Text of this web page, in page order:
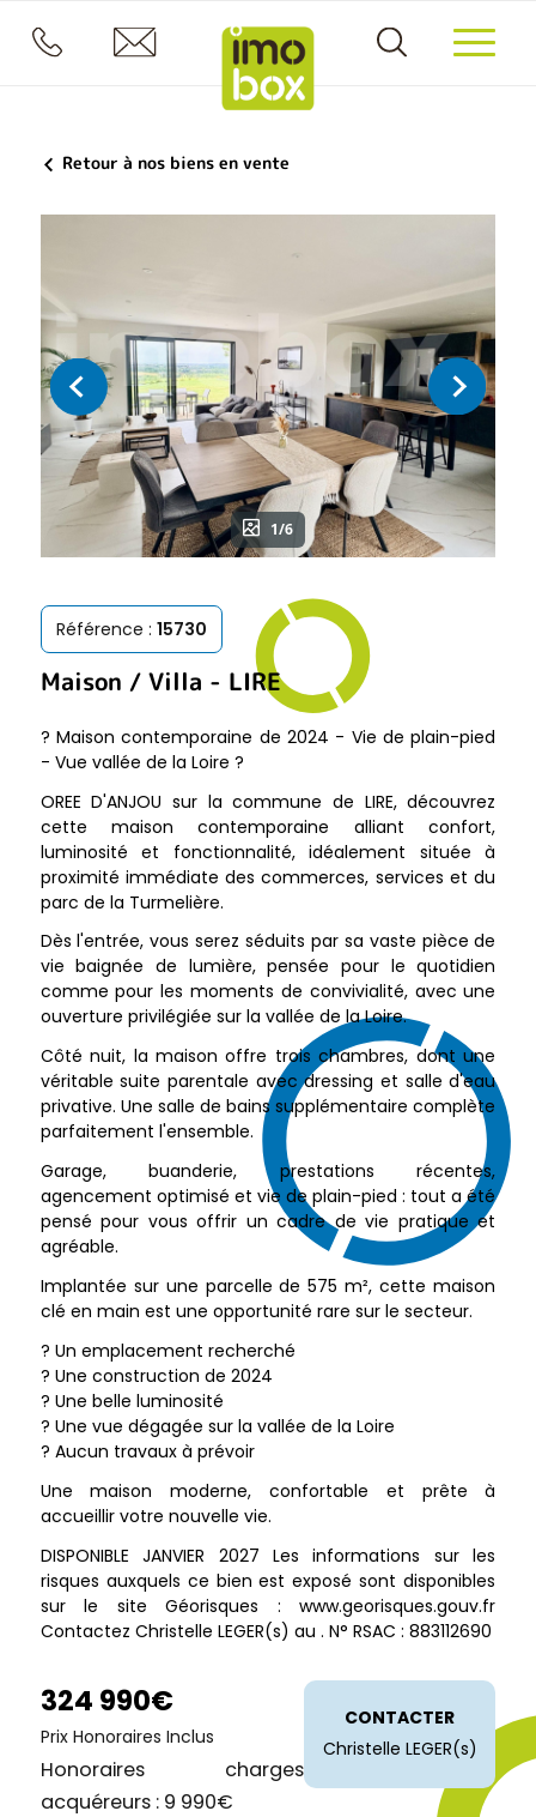
Retour à nos biens en vente
1/6
Maison / Villa - LIRE
Référence : 15730
? Maison contemporaine de 2024 - Vie de plain-pied
- Vue vallée de la Loire ?
OREE D'ANJOU sur la commune de LIRE, découvrez
cette maison contemporaine alliant confort,
luminosité et fonctionnalité, idéalement située à
proximité immédiate des commerces, services et du
parc de la Turmelière.
Dès l'entrée, vous serez séduits par sa vaste pièce de
vie baignée de lumière, pensée pour le quotidien
comme pour les moments de convivialité, avec une
ouverture privilégiée sur la vallée de la Loire.
Côté nuit, la maison offre trois chambres, dont une
véritable suite parentale avec dressing et salle d'eau
privative. Une salle de bains supplémentaire complète
parfaitement l'ensemble.
Garage, buanderie, prestations récentes,
agencement optimisé et vie de plain-pied : tout a été
pensé pour vous offrir un cadre de vie pratique et
agréable.
Implantée sur une parcelle de 575 m², cette maison
clé en main est une opportunité rare sur le secteur.
? Un emplacement recherché
? Une construction de 2024
? Une belle luminosité
? Une vue dégagée sur la vallée de la Loire
? Aucun travaux à prévoir
Une maison moderne, confortable et prête à
accueillir votre nouvelle vie.
DISPONIBLE JANVIER 2027 Les informations sur les
risques auxquels ce bien est exposé sont disponibles
sur le site Géorisques : www.georisques.gouv.fr
Contactez Christelle LEGER(s) au . N° RSAC : 883112690
324 990€
Prix Honoraires Inclus
Honoraires charges
acquéreurs : 9 990€
CONTACTER
Christelle LEGER(s)